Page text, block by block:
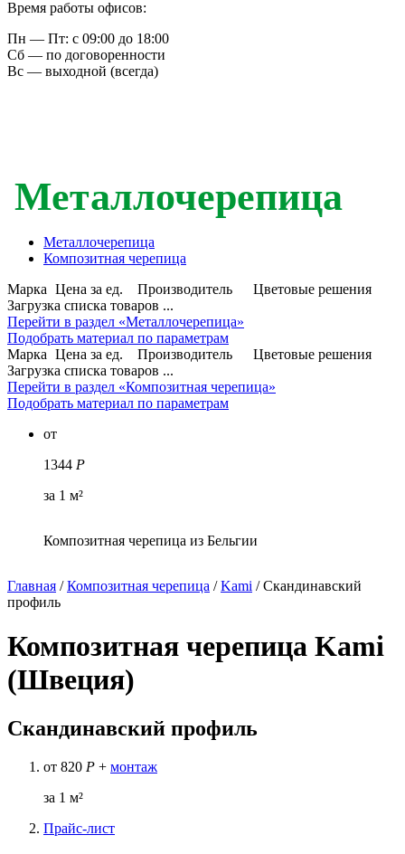
Время работы офисов:
Пн — Пт: с 09:00 до 18:00
Сб — по договоренности
Вс — выходной (всегда)
Металлочерепица
Металлочерепица
Композитная черепица
Марка Цена за ед. Производитель
Цветовые решения
Загрузка списка товаров ...
Перейти в раздел «Металлочерепица»
Подобрать материал по параметрам
Марка Цена за ед. Производитель
Цветовые решения
Загрузка списка товаров ...
Перейти в раздел «Композитная черепица»
Подобрать материал по параметрам
от
1344 Р
за 1 м²
Композитная черепица из Бельгии
Главная /Композитная черепица /Kami /Скандинавский
профиль
Композитная черепица Kami
(Швеция)
Скандинавский профиль
от 820 Р + монтаж
за 1 м²
Прайс-лист